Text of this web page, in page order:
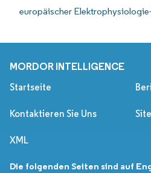
europäischer
MORDOR INTELLIGENCE
Startseite
Kontaktieren Sie Uns
XML
Die folgenden Seiten sind auf